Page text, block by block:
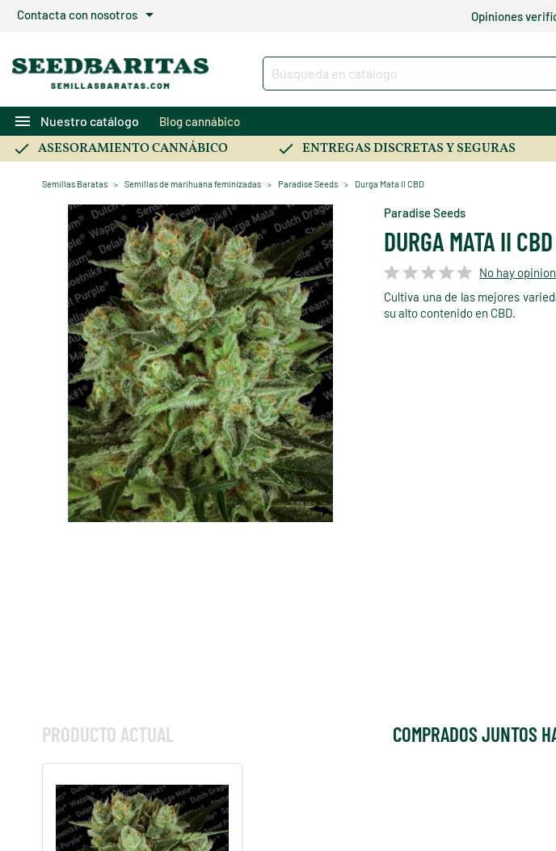
Contacta con nosotros arrow_drop_down Opiniones
menu Nuestro catálogo Blog cannábico
ASESORAMIENTO CANNÁBICO ENTREGAS DISCRETAS Y SEGURAS
Semillas Baratas Semillas de marihuana feminizadas Paradise Seeds Durga Mata II CBD
Paradise Seeds
DURGA MATA II CBD
No hay
Cultiva una de las mejores
su alto contenido en CBD.
PRODUCTO ACTUAL COMPRADOS JUNTOS